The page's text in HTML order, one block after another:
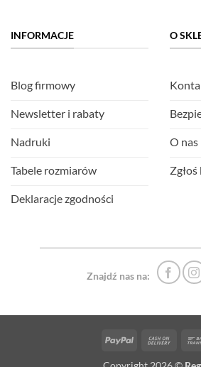
INFORMACJE
Blog firmowy
Newsletter i rabaty
Nadruki
Tabele rozmiarów
Deklaracje zgodności
O
O nas
Znajdź nas na:
PayPal
Cash